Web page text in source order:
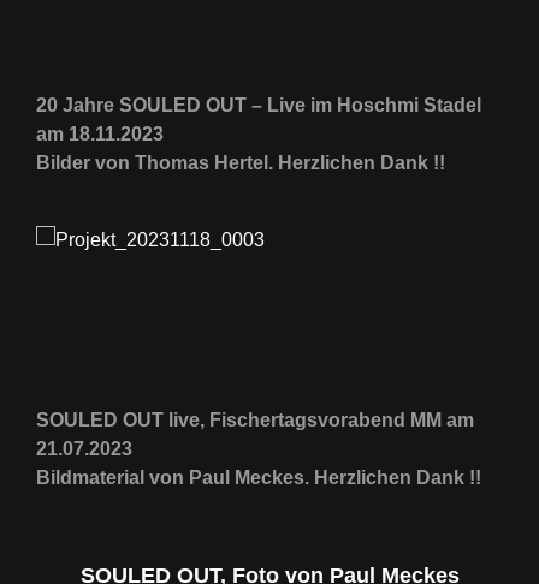
20 Jahre SOULED OUT – Live im Hoschmi Stadel
am 18.11.2023
Bilder von Thomas Hertel. Herzlichen Dank !!
SOULED OUT live, Fischertagsvorabend MM am
21.07.2023
Bildmaterial von Paul Meckes. Herzlichen Dank !!
SOULED OUT, Foto von Paul Meckes